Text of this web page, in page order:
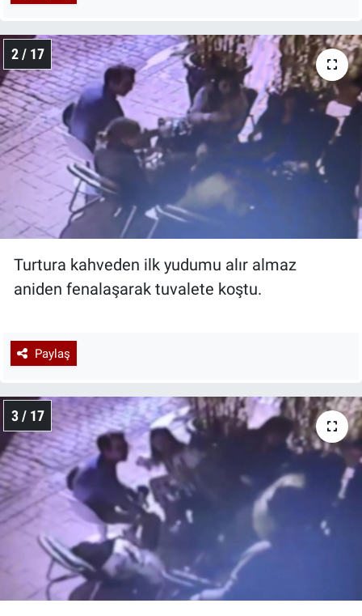
2 / 17
Turtura kahveden ilk yudumu alır almaz
aniden fenalaşarak tuvalete koştu.
Paylaş
3 / 17